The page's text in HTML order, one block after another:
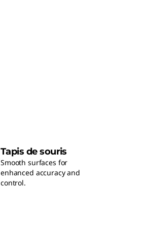
Tapis de souris
Smooth surfaces for
enhanced accuracy and
control.